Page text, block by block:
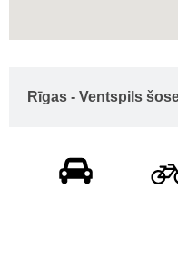
Rīgas - Ventspils